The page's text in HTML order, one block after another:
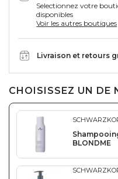
Selectionnez votre
disponibles
Voir les autres boutiques
Livraison et retours
CHOISISSEZ UN DE
BLONDME